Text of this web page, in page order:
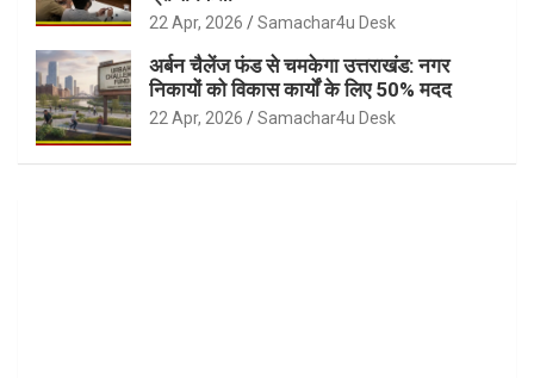
22 Apr, 2026 Samachar4u Desk
अर्बन चैलेंज फंड से चमकेगा उत्तराखंड: नगर
निकायों को विकास कार्यों के लिए 50% मदद
22 Apr, 2026 Samachar4u Desk